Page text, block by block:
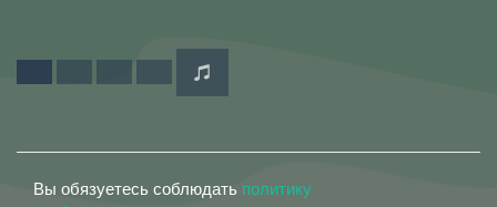
Вы обязуетесь соблюдать политику